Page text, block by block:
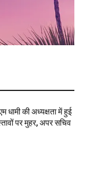
की अध्यक्षता में हुई
पर मुहर, अपर सचिव